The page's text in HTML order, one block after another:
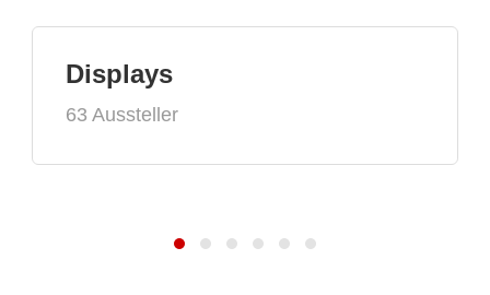
Displays
63 Aussteller